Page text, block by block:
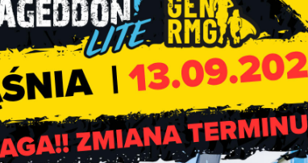
klienta/planowane-wylaczenia.
(przesyłany przez dystrybutora drogą mailową)
i nie jest w żaden indywidualny sposób